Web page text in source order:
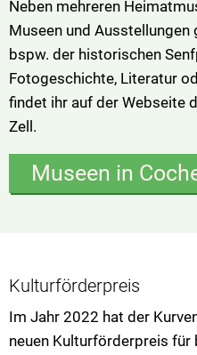
Neben mehreren
Museen und Ausstellungen
bspw. der historischen
Fotogeschichte, Literatur
findet ihr auf der Webseite
Zell.
Museen in
Kulturförderpreis
Im Jahr 2022 hat der
neuen Kulturförderpreis